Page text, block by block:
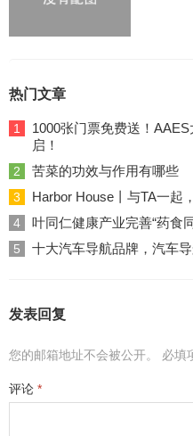
热门文章
1
1000张门票免费送！
启！
2 苦菜的功效与作用有哪些
3 Harbor House丨与TA一起
4 叶同仁健康产业完善“药食
5 十大汽车导航品牌，汽车
发表回复
您的邮箱地址不会被公开。 必填
评论 *